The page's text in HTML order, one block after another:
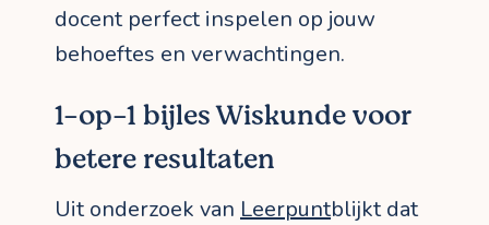
docent perfect inspelen op jouw
behoeftes en verwachtingen.
1-op-1 bijles Wiskunde voor
betere resultaten
Uit onderzoek van Leerpuntblijkt dat